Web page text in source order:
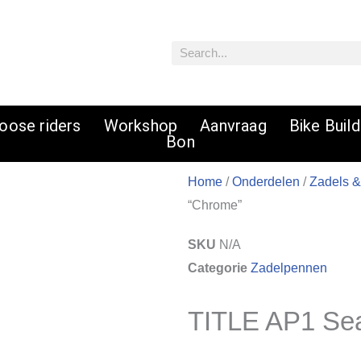
Zoeken
riders Workshop Aanvraag Bike
Bon
Home /Onderdelen /Zadels
“Chrome”
SKU N/A
Categorie Zadelpennen
TITLE AP1